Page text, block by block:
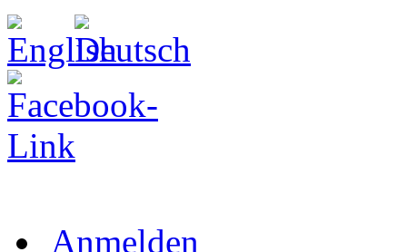
Anmelden